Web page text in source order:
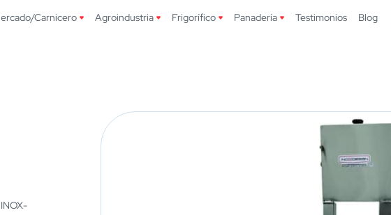
Carnicero Agroindustria Frigorífico Panadería Testimonios Blog